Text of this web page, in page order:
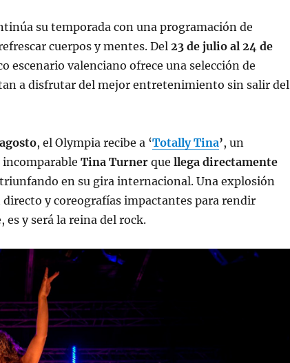
su temporada con una programación de
cuerpos y mentes. Del23 de julio al 24 de
escenario valenciano ofrece una selección de
a disfrutar del mejor entretenimiento sin salir del
, el Olympia recibe a ‘Totally Tina’, un
incomparable Tina Turnerque llega directamente
en su gira internacional. Una explosión
directo y coreografías impactantes para rendir
es y será la reina del rock.